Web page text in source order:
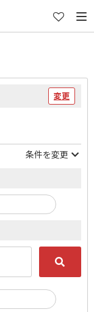
変更
条件を変更